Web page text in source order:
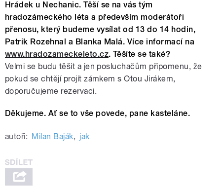
Hrádek u Nechanic. Těší se na vás tým
hradozámeckého léta a především moderátoři
přenosu, který budeme vysílat od 13 do 14 hodin,
Patrik Rozehnal a Blanka Malá. Více informací na
www.hradozameckeleto.cz. Těšíte se také?
Velmi se budu těšit a jen posluchačům připomenu, že
pokud se chtějí projít zámkem s Otou Jirákem,
doporučujeme rezervaci.
Děkujeme. Ať se to vše povede, pane kasteláne.
autoři: Milan Baják, jak